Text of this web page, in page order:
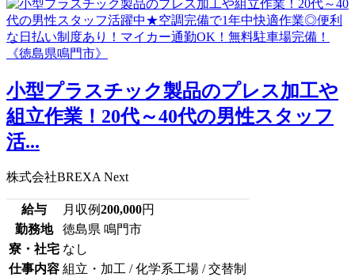
小型プラスチック製品のプレス加工や
組立作業！20代～40代の男性スタッフ
活...
株式会社BREXA Next
給与 月収例200,000円
勤務地
徳島県 鳴門市
寮・社宅 なし
仕事内容 組立・加工 / 化学系工場 / 交替制